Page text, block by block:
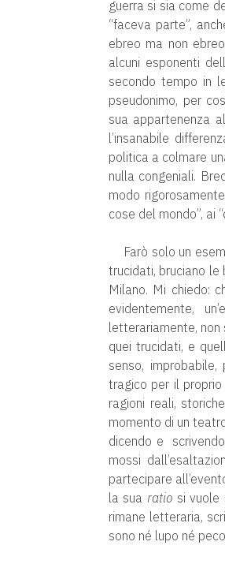
guerra si sia come
“faceva parte”,
ebreo ma non
alcuni esponenti
secondo tempo in
pseudonimo, per
sua appartenenza
l’insanabile
politica a colmare
nulla congeniali.
modo
cose del mondo”, ai
Farò solo un
trucidati, bruciano le
Milano. Mi chiedo:
evidentemente,
letterariamente, non
quei trucidati, e
senso,
tragico per il
ragioni reali,
momento di un
dicendo e
mossi
partecipare
la sua ratio si vuole
rimane letteraria,
sono né lupo né